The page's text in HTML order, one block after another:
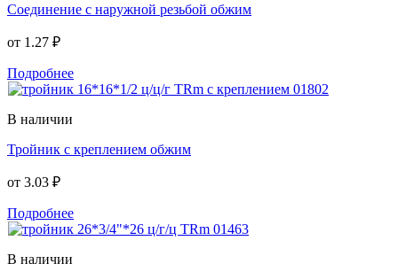
Соединение с наружной резьбой обжим
от 1.27 ₽
Подробнее
В наличии
Тройник с креплением обжим
от 3.03 ₽
Подробнее
В наличии